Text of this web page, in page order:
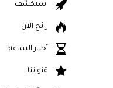
استكشف
رائج الآن
أخبار الساعة
قنواتنا